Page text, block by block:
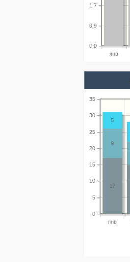
янв
0.0
0.9
1.7
янв
0
5
10
15
20
25
30
35
17
9
5